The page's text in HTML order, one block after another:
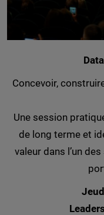
Concevoir,
Une session
de long terme et
valeur dans l’un